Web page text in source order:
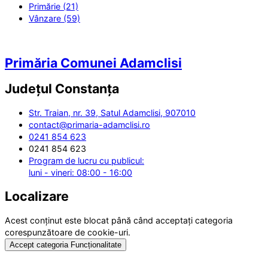
Primărie (21)
Vânzare (59)
Primăria Comunei Adamclisi
Județul Constanța
Str. Traian, nr. 39, Satul Adamclisi, 907010
contact@primaria-adamclisi.ro
0241 854 623
0241 854 623
Program de lucru cu publicul:
luni - vineri: 08:00 - 16:00
Localizare
Acest conținut este blocat până când acceptați categoria
corespunzătoare de cookie-uri.
Accept categoria Funcționalitate